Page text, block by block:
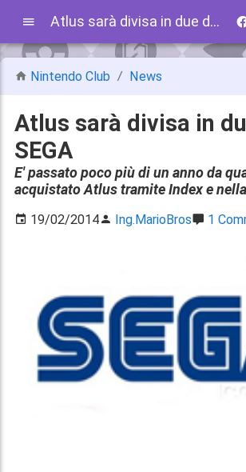
Atlus sarà divisa in due da SEGA
Nintendo Club News
Atlus sarà divisa in
SEGA
E' passato poco più di un anno da
acquistato Atlus tramite Index e
19/02/2014 Ing.MarioBros 1